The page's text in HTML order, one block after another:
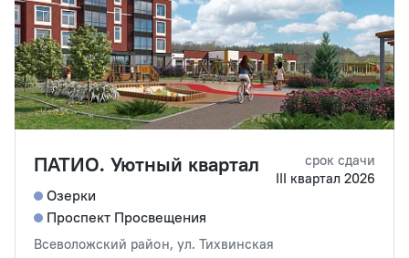
ПАТИО. Уютный квартал
Озерки
Проспект Просвещения
Всеволожский район, ул. Тихвинская
срок сдачи
III квартал 2026